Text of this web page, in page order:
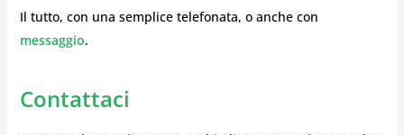
Il tutto, con una semplice telefonata, o anche con
messaggio.
Contattaci